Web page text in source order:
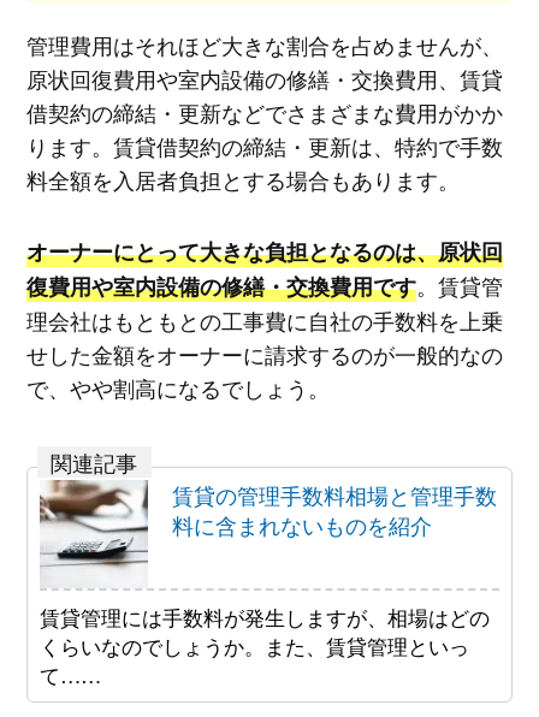
管理費用はそれほど大きな割合を占めませんが、
原状回復費用や室内設備の修繕・交換費用、賃貸
借契約の締結・更新などでさまざまな費用がかか
ります。賃貸借契約の締結・更新は、特約で手数
料全額を入居者負担とする場合もあります。
オーナーにとって大きな負担となるのは、原状回
復費用や室内設備の修繕・交換費用です。賃貸管
理会社はもともとの工事費に自社の手数料を上乗
せした金額をオーナーに請求するのが一般的なの
で、やや割高になるでしょう。
賃貸の管理手数料相場と管理手数
料に含まれないものを紹介
賃貸管理には手数料が発生しますが、相場はどの
くらいなのでしょうか。また、賃貸管理といっ
て……